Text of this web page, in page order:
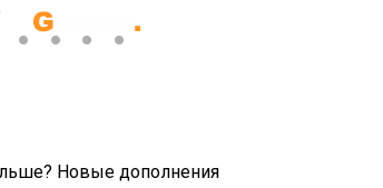
Новые дополнения